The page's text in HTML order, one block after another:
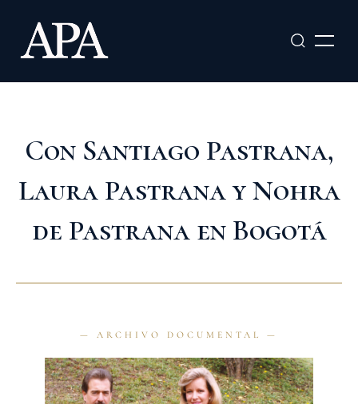
contenido
Con Santiago Pastrana,
Laura Pastrana y Nohra
de Pastrana en Bogotá